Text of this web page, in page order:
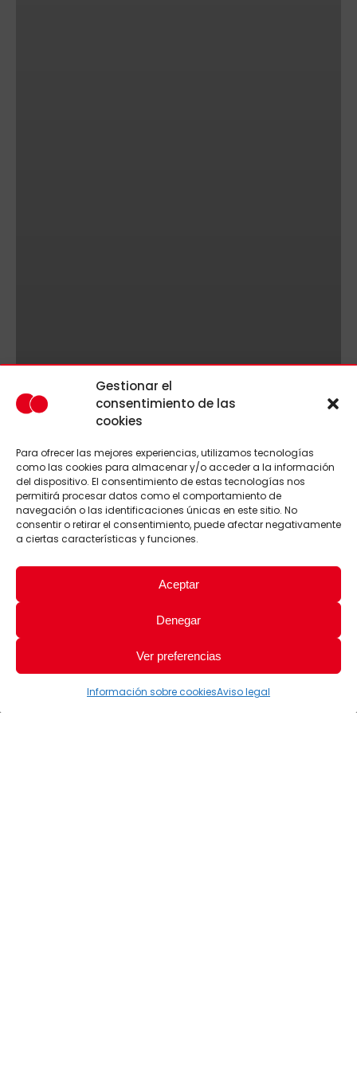
Gestionar el
consentimiento de las
cookies
Para ofrecer las mejores experiencias, utilizamos tecnologías
como las cookies para almacenar y/o acceder a la información
del dispositivo. El consentimiento de estas tecnologías nos
permitirá procesar datos como el comportamiento de
navegación o las identificaciones únicas en este sitio. No
consentir o retirar el consentimiento, puede afectar negativamente
a ciertas características y funciones.
Aceptar
Denegar
Ver preferencias
Información sobre cookiesAviso legal